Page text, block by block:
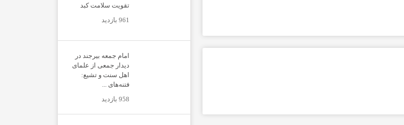
تقویت سلامت کبد
961 بازدید
امام جمعه بیرجند در
دیدار جمعی از علمای
اهل سنت و تشیع:
فتنه‌های ...
958 بازدید